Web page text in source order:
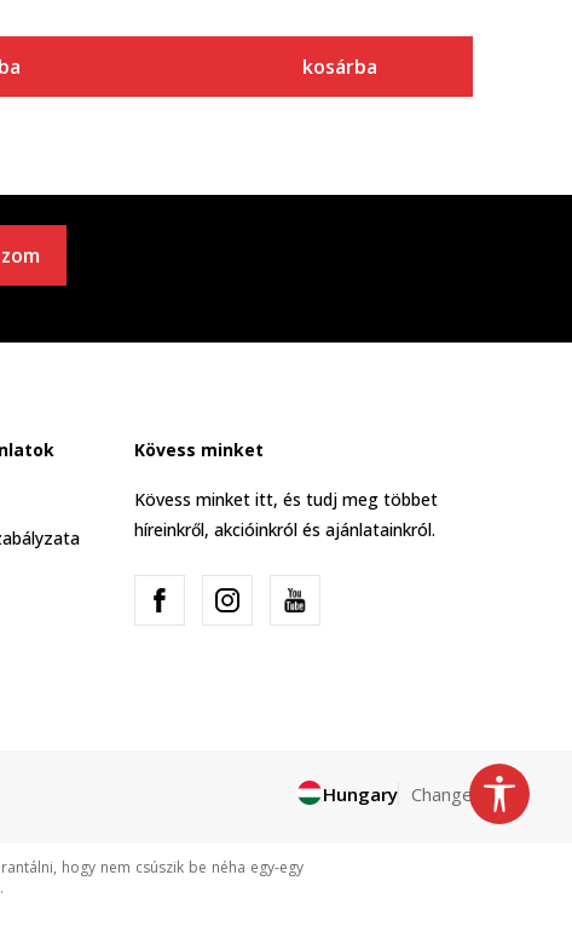
kosárba
Kövess minket
Kövess minket itt, és tudj meg többet
híreinkről, akcióinkról és ajánlatainkról.
Hungary Change
hogy nem csúszik be néha egy-egy